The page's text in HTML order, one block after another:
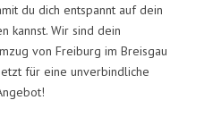
du dich entspannt auf dein
kannst. Wir sind dein
von Freiburg im Breisgau
für eine unverbindliche